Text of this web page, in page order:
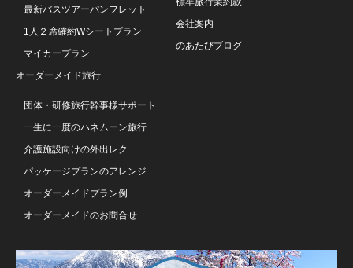
最新バスツアーパンフレット
1人２席確約Wシートプラン
マイカープラン
オーダーメイド旅行
団体・研修旅行幹事様サポート
一生に一度のハネムーン旅行
介護施設向けの外出レク
パッケージプランのアレンジ
オーダーメイドプラン例
オーダーメイドのお問合せ
会社案内
のあたびブログ